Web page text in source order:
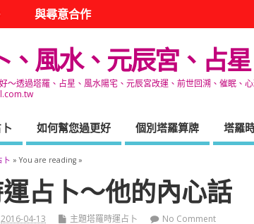
與尋意合作
、風水、元辰宮、占
～透過塔羅、占星、風水陽宅、元辰宮改運、前世回溯、催眠
如何幫您過更好 個別塔羅算牌 塔羅
卜 » You are reading »
占卜～他的內心話
2016-04-13 主題塔羅時運占卜 No Comment